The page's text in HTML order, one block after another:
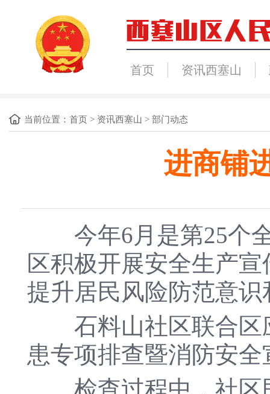
首页 资讯西塞山
当前位置： 首页 > 资讯西塞山 > 部门动态
进商铺
今年6月是第25个全
区积极开展安全生产
提升居民风险防范意
石料山社区联合区
患专项排查暨消防安